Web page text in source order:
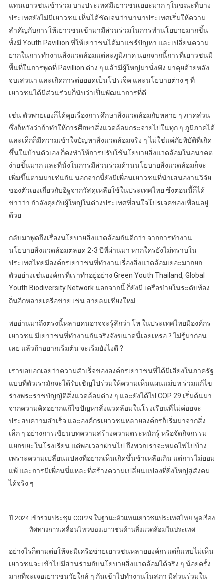
แทนเยาวชนเข้าร่วม บางประเทศมีเยาวชนเยอะมาก ๆในขณะที่บาง
ประเทศยังไม่มีเยาวชน เห็นได้ชัดเจนว่านานาประเทศเริ่มให้ความ
สำคัญกับการให้เยาวชนเข้ามามีส่วนร่วมในการทำนโยบายมากขึ้น
ทั้งมี Youth Pavillion ที่ให้เยาวชนได้มาแชร์ปัญหา และเปลี่ยนความ
ยากในการทำงานสิ่งแวดล้อมแต่ละภูมิภาค นอกจากนี้การที่เยาวชนมี
พื้นที่ในการพูดที่ Pavillion ต่าง ๆ แล้วมีผู้ใหญ่มานั่งฟัง มาคุยด้วยหลัง
จบเสวนา และเกิดการต่อยอดเป็นโปรเจ็ค และนโยบายต่าง ๆ ที่
เยาวชนได้มีส่วนร่วมก็นับว่าเป็นพัฒนาการที่ดี
เช่น ตัวพายเองก็ได้คุยเรื่องการศึกษาสิ่งแวดล้อมกับหลาย ๆ ภาคส่วน
ซึ่งก็หวังว่าถ้าทำให้การศึกษาสิ่งแวดล้อมกระจายไปในทุก ๆ ภูมิภาคได้
และเด็กก็มีความเข้าใจปัญหาสิ่งแวดล้อมจริง ๆ ไม่ใช่แค่ภัยพิบัติที่เกิด
ขึ้นในบ้านตัวเอง ก็คงทำให้การปรับใช้นโยบายสิ่งแวดล้อมในอนาคต
ง่ายขึ้นมาก และที่นั่งในการมีส่วนร่วมด้านนโยบายสิ่งแวดล้อมก็จะ
เพิ่มขึ้นตามมาเช่นกัน นอกจากนี้ยังมีเพื่อนเยาวชนที่นำเสนองานวิจัย
ของตัวเองเกี่ยวกับอิฐจากวัสดุเหลือใช้ในประเทศไทย ซึ่งตอนนี้ก็ได้
ข่าวว่า กำลังคุยกับผู้ใหญ่ในต่างประเทศที่สนใจโปรเจคของเพื่อนอยู่
ด้วย
กลับมาพูดถึงเรื่องนโยบายสิ่งแวดล้อมกันดีกว่า จากการทำงาน
นโยบายสิ่งแวดล้อมตลอด 2-3 ปีที่ผ่านมา หากใครยังไม่ทราบใน
ประเทศไทยมีองค์กรเยาวชนที่ทำงานเรื่องสิ่งแวดล้อมเยอะมากยก
ตัวอย่างเช่นองค์กรที่เราทำอยู่อย่าง Green Youth Thailand, Global
Youth Biodiversity Network นอกจากนี้ ก็ยังมี เครือข่ายในระดับท้อง
ถิ่นอีกหลายเครือข่าย เช่น สายลมเชียงใหม่
พออ่านมาถึงตรงนี้หลายคนอาจจะรู้สึกว่า โห ในประเทศไทยมีองค์กร
เยาวชน มีเยาวชนที่ทำงานกันจริงจังขนาดนี้เลยเหรอ ? ไม่รู้มาก่อน
เลย แล้วถ้าอยากเริ่มต้น จะเริ่มยังไงดี ?
เราขอบอกเลยว่าความสำเร็จขององค์กรเยาวชนที่ได้มีเสียงในภาครัฐ
แบบที่ตัวเรามักจะได้รับเชิญไปร่วมให้ความเห็นแผนแม่บท ร่วมแก้ไข
ร่างพระราชบัญญัติสิ่งแวดล้อมต่าง ๆ และยังได้ไป COP 29 เริ่มต้นมา
จากความคิดอยากแก้ไขปัญหาสิ่งแวดล้อมในโรงเรียนที่ไม่ค่อยจะ
ประสบความสำเร็จ และองค์กรเยาวชนหลายองค์กรก็เริ่มมาจากสิ่ง
เล็ก ๆ อย่างการเขียนบทความสร้างความตระหนักรู้ หรือจัดกิจกรรม
แยกขยะในโรงเรียน แต่พอเวลาผ่านไป ถึงพวกเราจะหมดไฟไปบ้าง
เพราะความเปลี่ยนแปลงที่อยากเห็นเกิดขึ้นช้าเหลือเกิน แต่การไม่ยอม
แพ้ และการมีเพื่อนนี่แหละที่สร้างความเปลี่ยนแปลงที่ยิ่งใหญ่สู่สังคม
ได้จริง ๆ
ปี 2024 เข้าร่วมประชุม COP29 ในฐานะตัวแทนเยาวชนประเทศไทย พูดเรื่อง
ทิศทางการเคลื่อนไหวของเยาวชนด้านสิ่งแวดล้อมในประเทศ
อย่างไรก็ตามต่อให้จะมีเครือข่ายเยาวชนหลายองค์กรแต่ก็แทบไม่เห็น
เยาวชนจะเข้าไปมีส่วนร่วมกับนโยบายสิ่งแวดล้อมได้จริง ๆ น้อยครั้ง
มากที่จะเจอเยาวชนวัยใกล้ ๆ กันเข้าไปทำงานในสภา มีส่วนร่วมใน